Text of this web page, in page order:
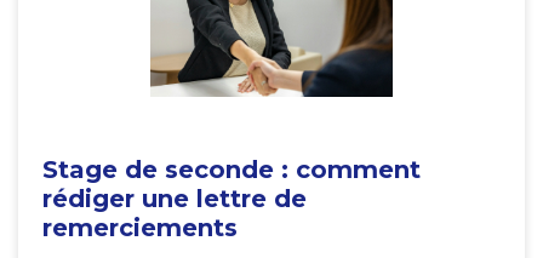
Stage de seconde : comment
rédiger une lettre de
remerciements